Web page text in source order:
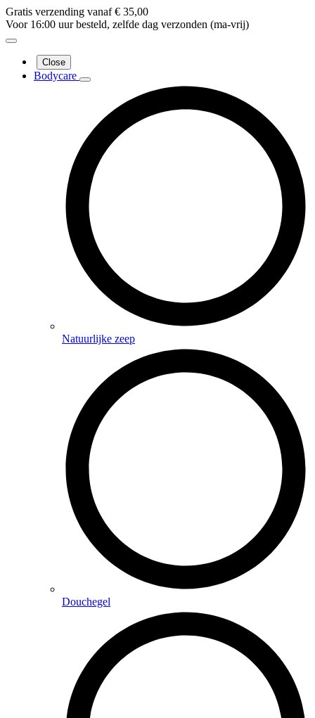
Gratis verzending vanaf € 35,00
Voor 16:00 uur besteld, zelfde dag verzonden (ma-vrij)
Close
Bodycare
Natuurlijke zeep
Douchegel